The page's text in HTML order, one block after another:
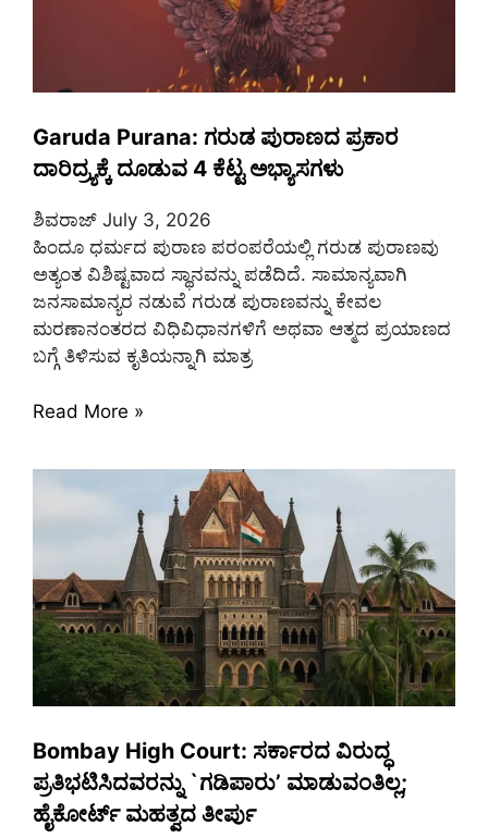
Garuda Purana: ಗರುಡ ಪುರಾಣದ ಪ್ರಕಾರ
ದಾರಿದ್ರ್ಯಕ್ಕೆ ದೂಡುವ 4 ಕೆಟ್ಟ ಅಭ್ಯಾಸಗಳು
ಶಿವರಾಜ್ July 3, 2026
ಹಿಂದೂ ಧರ್ಮದ ಪುರಾಣ ಪರಂಪರೆಯಲ್ಲಿ ಗರುಡ ಪುರಾಣವು
ಅತ್ಯಂತ ವಿಶಿಷ್ಟವಾದ ಸ್ಥಾನವನ್ನು ಪಡೆದಿದೆ. ಸಾಮಾನ್ಯವಾಗಿ
ಜನಸಾಮಾನ್ಯರ ನಡುವೆ ಗರುಡ ಪುರಾಣವನ್ನು ಕೇವಲ
ಮರಣಾನಂತರದ ವಿಧಿವಿಧಾನಗಳಿಗೆ ಅಥವಾ ಆತ್ಮದ ಪ್ರಯಾಣದ
ಬಗ್ಗೆ ತಿಳಿಸುವ ಕೃತಿಯನ್ನಾಗಿ ಮಾತ್ರ
Read More »
Bombay High Court: ಸರ್ಕಾರದ ವಿರುದ್ಧ
ಪ್ರತಿಭಟಿಸಿದವರನ್ನು `ಗಡಿಪಾರು’ ಮಾಡುವಂತಿಲ್ಲ;
ಹೈಕೋರ್ಟ್ ಮಹತ್ವದ ತೀರ್ಪು